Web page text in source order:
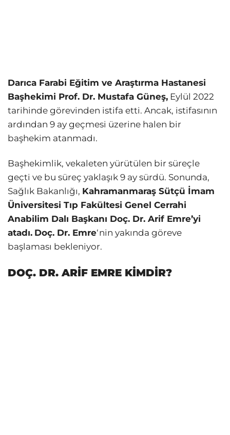
Darıca Farabi Eğitim ve Araştırma Hastanesi
Başhekimi Prof. Dr. Mustafa Güneş, Eylül 2022
tarihinde görevinden istifa etti. Ancak, istifasının
ardından 9 ay geçmesi üzerine halen bir
başhekim atanmadı.
Başhekimlik, vekaleten yürütülen bir süreçle
geçti ve bu süreç yaklaşık 9 ay sürdü. Sonunda,
Sağlık Bakanlığı, Kahramanmaraş Sütçü İmam
Üniversitesi Tıp Fakültesi Genel Cerrahi
Anabilim Dalı Başkanı Doç. Dr. Arif Emre’yi
atadı. Doç. Dr. Emre‘nin yakında göreve
başlaması bekleniyor.
DOÇ. DR. ARİF EMRE KİMDİR?